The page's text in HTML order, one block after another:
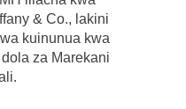
& Co., lakini
kuinunua kwa
za Marekani